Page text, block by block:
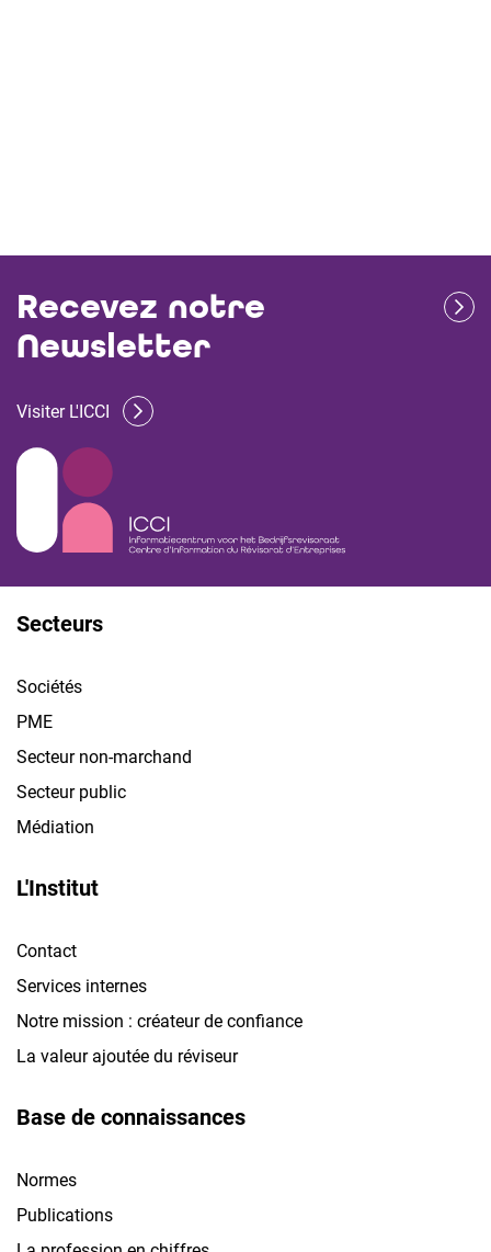
Recevez notre
Newsletter
Visiter L'ICCI
Secteurs
Sociétés
PME
Secteur non-marchand
Secteur public
Médiation
L'Institut
Contact
Services internes
Notre mission : créateur de confiance
La valeur ajoutée du réviseur
Base de connaissances
Normes
Publications